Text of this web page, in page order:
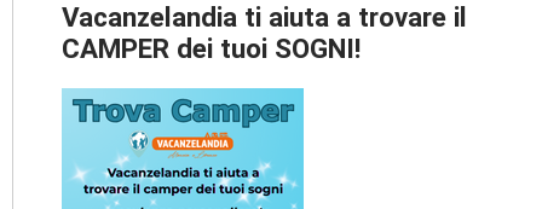
Vacanzelandia ti aiuta a trovare il
CAMPER dei tuoi SOGNI!